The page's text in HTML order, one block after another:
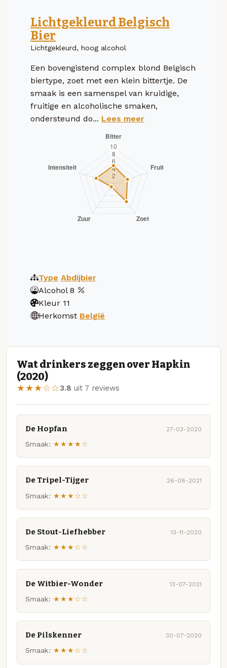
Lichtgekleurd Belgisch
Bier
Lichtgekleurd, hoog alcohol
Een bovengistend complex blond Belgisch
biertype, zoet met een klein bittertje. De
smaak is een samenspel van kruidige,
fruitige en alcoholische smaken,
ondersteund do... Lees meer
Type Abdijbier
Alcohol 8
Kleur 11
Herkomst België
Wat drinkers zeggen over Hapkin
(2020)
★★★☆☆3.8 uit 7 reviews
De Hopfan 27-03-2020
Smaak: ★★★★☆
De Tripel-Tijger 26-08-2021
Smaak: ★★★☆☆
De Stout-Liefhebber 13-11-2020
Smaak: ★★★☆☆
De Witbier-Wonder 13-07-2021
Smaak: ★★★☆☆
De Pilskenner 30-07-2020
Smaak: ★★★☆☆